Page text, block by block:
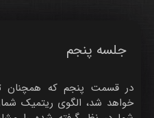
جلسه پنجم
در قسمت پنجم که همچنان
خواهد شد، الگوی ریتمیک